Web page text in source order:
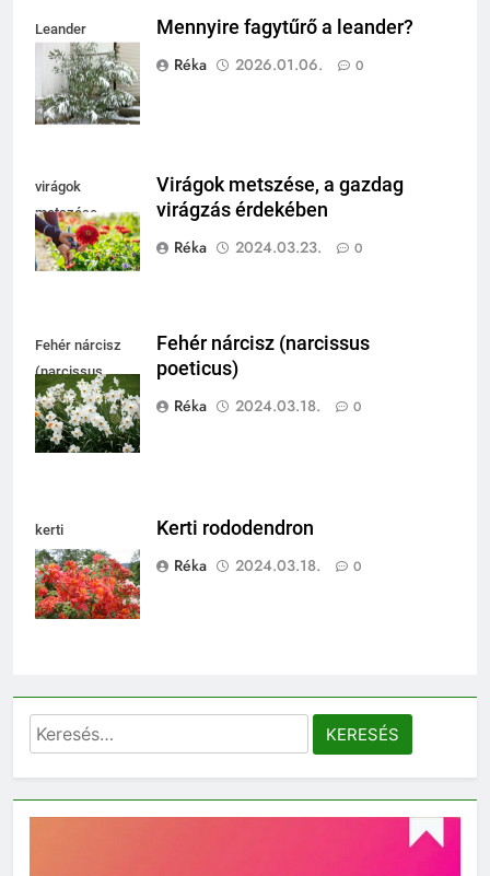
Leander
fagytűrése
Mennyire fagytűrő a leander?
Réka
2026.01.06. 0
virágok
metszése
Virágok metszése, a gazdag
virágzás érdekében
Réka
2024.03.23. 0
Fehér nárcisz
(narcissus
poeticus)
Fehér nárcisz (narcissus
poeticus)
Réka
2024.03.18. 0
kerti
rododendron
Kerti rododendron
Réka
2024.03.18. 0
Keresés: